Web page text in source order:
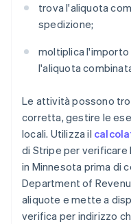
trova l'aliquota
spedizione;
moltiplica
l'aliquota
Le attività possono
corretta, gestire le
locali. Utilizza il
di Stripe per
in Minnesota prima di
Department of
aliquote e mette a
verifica per indirizzo